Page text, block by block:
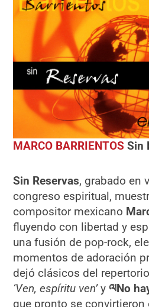
MARCO BARRIENTOS Sin
Sin Reservas, grabado en
congreso espiritual,
compositor mexicano
fluyendo con libertad y
una fusión de pop-rock,
momentos de adoración
dejó clásicos del
‘Ven, espíritu ven’yལNo
que pronto se convirtieron